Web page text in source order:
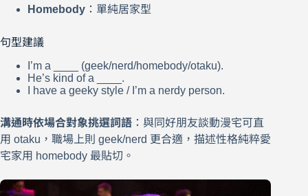
Homebody ：單純居家型
句型建議
I’m a ____ (geek/nerd/homebody/otaku).
He’s kind of a ____.
I have a geeky style / I’m a nerdy person.
溝通時依場合對象挑選詞語 ：與同好朋友談動漫宅可直
用 otaku，職場上則 geek/nerd 更合適，描述性格純粹愛
宅家用 homebody 最貼切。